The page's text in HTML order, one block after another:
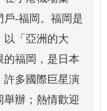
戶-福岡。福岡是
以「亞洲的大
的福岡，是日本
許多國際巨星演
辦；熱情歡迎